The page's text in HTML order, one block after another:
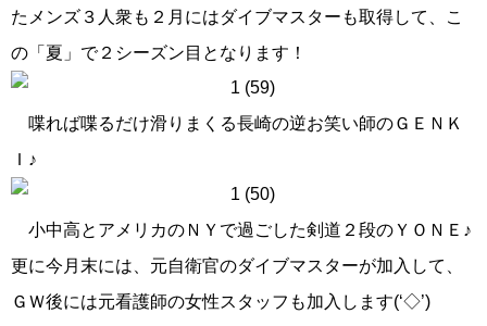
たメンズ３人衆も２月にはダイブマスターも取得して、こ
の「夏」で２シーズン目となります！
喋れば喋るだけ滑りまくる長崎の逆お笑い師のＧＥＮＫ
Ｉ♪
小中高とアメリカのＮＹで過ごした剣道２段のＹＯＮＥ♪
更に今月末には、元自衛官のダイブマスターが加入して、
ＧＷ後には元看護師の女性スタッフも加入します(‘◇’)ゞ